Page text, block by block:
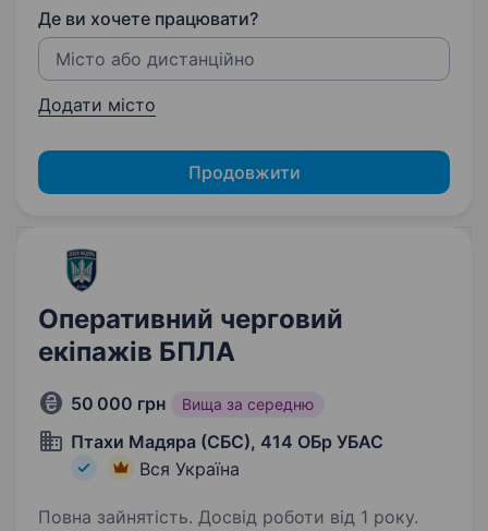
Де ви хочете працювати?
Додати місто
Продовжити
Оперативний черговий
екіпажів БПЛА
50 000 грн Вища за середню
Птахи Мадяра (СБС), 414 ОБр УБАС
Вся Україна
Повна зайнятість. Досвід роботи від 1 року.